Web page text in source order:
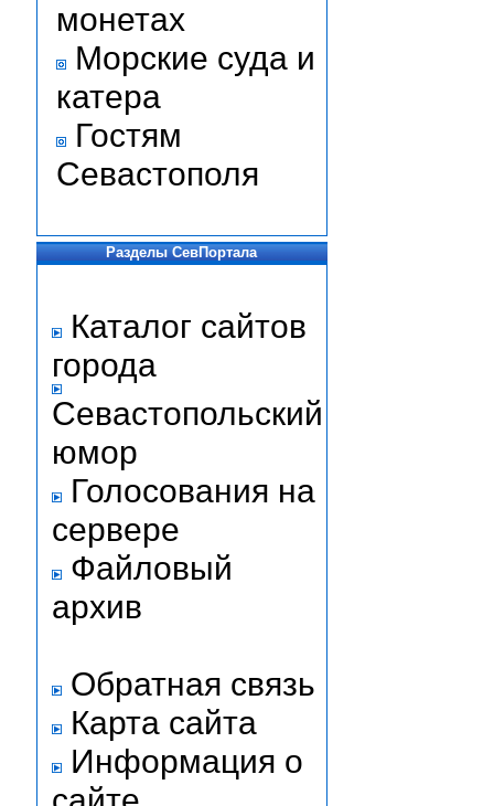
монетах
Морские суда и
катера
Гостям
Севастополя
Разделы СевПортала
Каталог сайтов
города
Севастопольский
юмор
Голосования на
сервере
Файловый
архив
Обратная связь
Карта сайта
Информация о